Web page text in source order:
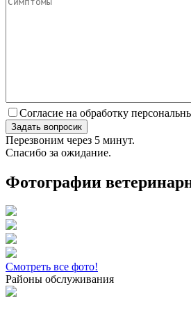
Согласие на обработку
Перезвоним через 5 минут.
Спасибо за ожидание.
Фотографии
Смотреть все фото!
Районы обслуживания